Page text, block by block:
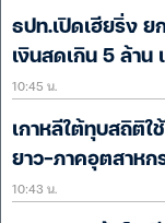
ธปท.เปิดเฮียริ่ง
เงินสดเกิน 5 ล้าน
10:45 น.
เกาหลีใต้ทุบสถิติ
ยาว-ภาคอุตสาหก
10:43 น.